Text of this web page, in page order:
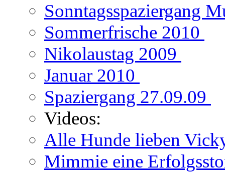
Sonntagsspaziergang
Sommerfrische 2010
Nikolaustag 2009
Januar 2010
Spaziergang 27.09.09
Videos:
Alle Hunde lieben
Mimmie eine